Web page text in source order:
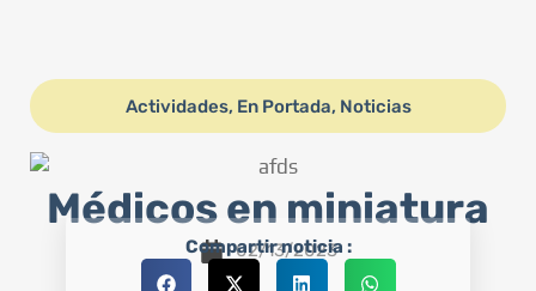
Actividades, En Portada, Noticias
Médicos en miniatura
02/13/2023
Compartir noticia :